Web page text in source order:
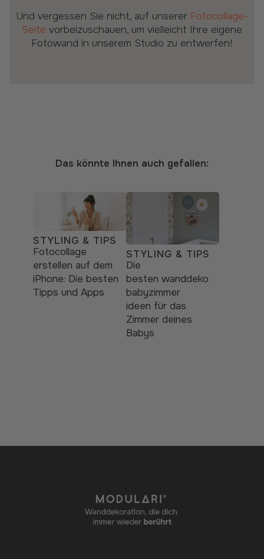
Und vergessen Sie nicht, auf unserer Fotocollage-
Seite vorbeizuschauen, um vielleicht Ihre eigene
Fotowand in unserem Studio zu entwerfen!
Das könnte Ihnen auch gefallen:
STYLING & TIPS
Fotocollage
erstellen auf dem
iPhone: Die besten
Tipps und Apps
STYLING & TIPS
Die
besten wanddeko
babyzimmer
ideen für das
Zimmer deines
Babys